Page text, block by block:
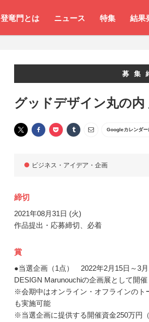
登竜門とは ニュース 特集 結果
募集
グッドデザイン丸の内
Googleカレンダー
ビジネス・アイデア・企画
締切
2021年08月31日 (火)
作品提出・応募締切、必着
賞
●当選企画（1点） 2022年2月15日～3
DESIGN Marunouchiの企画展として開催
※会期中はオンライン・オフラインのト
も実施可能
※当選企画に提供する開催資金250万円（